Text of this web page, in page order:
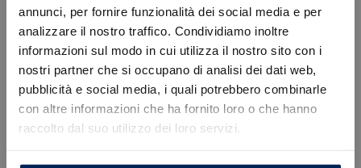
annunci, per fornire funzionalità dei social media e per
analizzare il nostro traffico. Condividiamo inoltre
informazioni sul modo in cui utilizza il nostro sito con i
nostri partner che si occupano di analisi dei dati web,
pubblicità e social media, i quali potrebbero combinarle
con altre informazioni che ha fornito loro o che hanno
raccolto dal suo utilizzo dei loro servizi.
Autovettura immatricolata in pronta consegna.
Prezzo valido con finanziamento Stellantis Financial
Services escluso del Passaggio di proprietà ed
ulteriori spese.
Per informazioni e preventivi personalizzati La
invitiamo a prendere appuntamento con un nostro
Errore
Caricamento veicoli non riuscito